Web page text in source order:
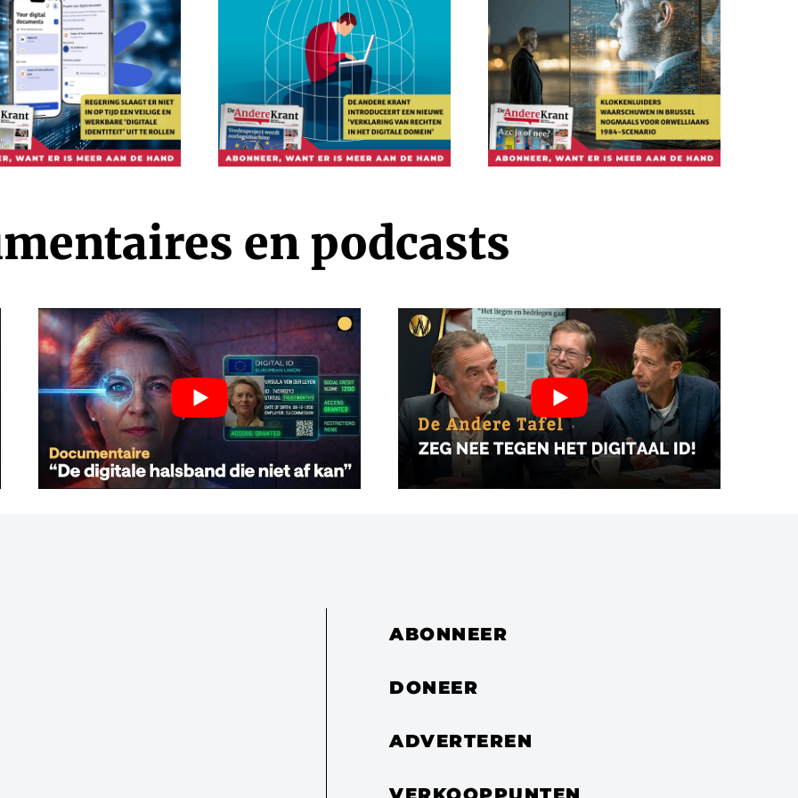
en podcasts
ABONNEER
DONEER
ADVERTEREN